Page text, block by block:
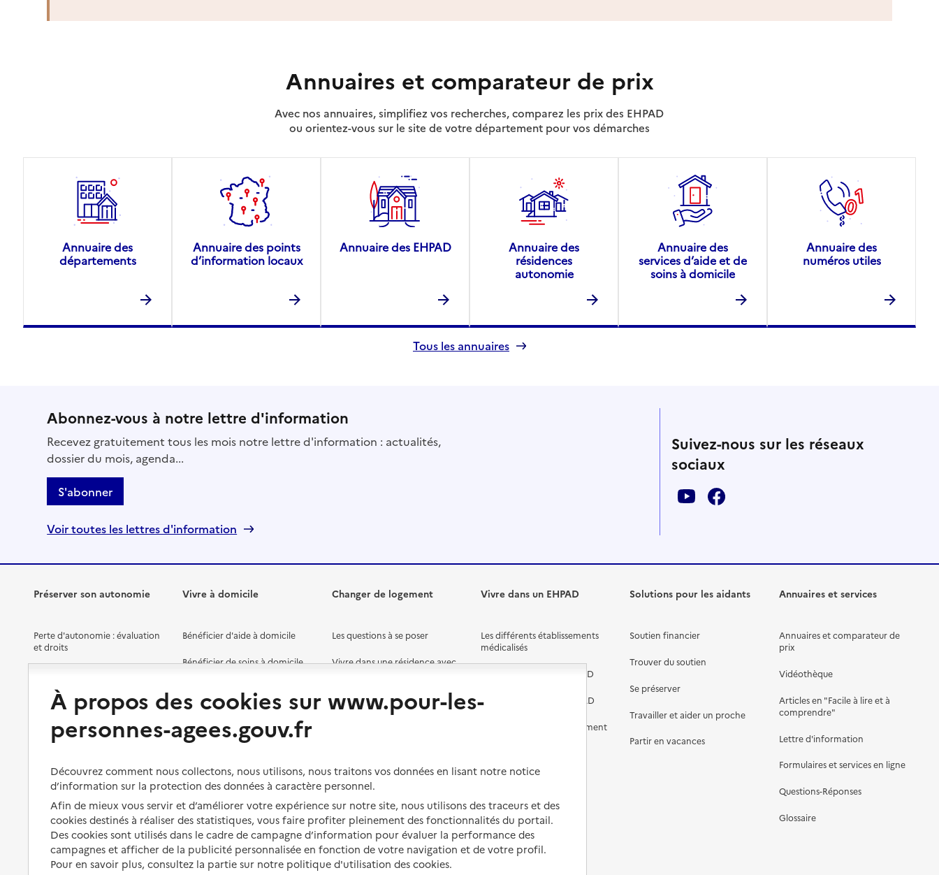
Annuaires et comparateur de prix
Avec nos annuaires, simplifiez vos recherches, comparez les prix des EHPAD
ou orientez-vous sur le site de votre département pour vos démarches
Annuaire des
départements
Annuaire des points
d’information locaux
Annuaire des EHPAD
Annuaire des
résidences
autonomie
Annuaire des
services d’aide et de
soins à domicile
Annuaire des
numéros utiles
Tous les annuaires
Abonnez-vous à notre lettre d'information
Recevez gratuitement tous les mois notre lettre d'information : actualités,
dossier du mois, agenda...
S'abonner
Voir toutes les lettres d'information
Suivez-nous sur les réseaux
sociaux
Préserver son autonomie
Perte d'autonomie : évaluation
et droits
Préserver son autonomie et sa
santé
Les mesures de protection
Les obligations de la famille
À qui s’adresser ?
Les politiques du grand âge
Vivre à domicile
Bénéficier d'aide à domicile
Bénéficier de soins à domicile
Partager son logement
Vivre à domicile avec une
maladie ou un handicap
Être hospitalisé
Fin de vie à domicile
Changer de logement
Les questions à se poser
Vivre dans une résidence avec
Vivre chez un proche
Vivre dans un EHPAD
Les différents établissements
médicalisés
Préparer l'entrée en EHPAD
Aides financières en EHPAD
Prévention, accompagnement
EHPAD
Droits en EHPAD
Fin de vie en EHPAD
Solutions pour les aidants
Soutien financier
Trouver du soutien
Se préserver
Travailler et aider un proche
Partir en vacances
Annuaires et services
Annuaires et comparateur de
prix
Vidéothèque
Articles en "Facile à lire et à
comprendre"
Lettre d'information
Formulaires et services en ligne
Questions-Réponses
Glossaire
À propos des cookies sur www.pour-les-
personnes-agees.gouv.fr
Découvrez comment nous collectons, nous utilisons, nous traitons vos données en lisant notre notice
d’information sur la protection des données à caractère personnel.
Afin de mieux vous servir et d’améliorer votre expérience sur notre site, nous utilisons des traceurs et des
cookies destinés à réaliser des statistiques, vous faire profiter pleinement des fonctionnalités du portail.
Des cookies sont utilisés dans le cadre de campagne d’information pour évaluer la performance des
campagnes et afficher de la publicité personnalisée en fonction de votre navigation et de votre profil.
Pour en savoir plus, consultez la partie sur notre politique d'utilisation des cookies.